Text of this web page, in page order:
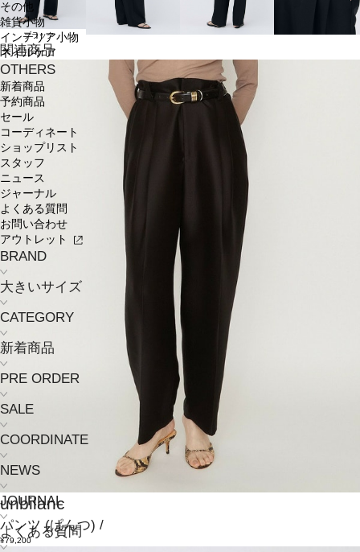
その他
雑貨小物
インテリア小物
ネイルケア
OTHERS
新着商品
予約商品
セール
コーディネート
ショップリスト
スタッフ
ニュース
ジャーナル
よくある質問
お問い合わせ
アウトレット
BRAND
大きいサイズ
CATEGORY
新着商品
PRE ORDER
SALE
COORDINATE
NEWS
JOURNAL
よくある質問
ブラック
関連商品
unbilanc
パンツ(ぱんつ) /
¥79,200